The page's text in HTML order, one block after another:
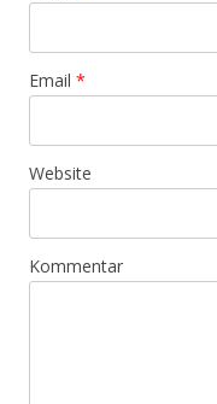
Email *
Website
Kommentar